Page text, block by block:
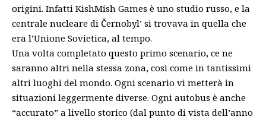
origini. Infatti KishMish Games è uno studio russo, e la
centrale nucleare di Černobyl’ si trovava in quella che
era l’Unione Sovietica, al tempo.
Una volta completato questo primo scenario, ce ne
saranno altri nella stessa zona, così come in tantissimi
altri luoghi del mondo. Ogni scenario vi metterà in
situazioni leggermente diverse. Ogni autobus è anche
“accurato” a livello storico (dal punto di vista dell’anno